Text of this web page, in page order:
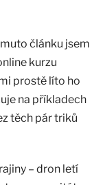
článku jsem
kurzu
prostě líto ho
na příkladech
těch pár triků
– dron letí